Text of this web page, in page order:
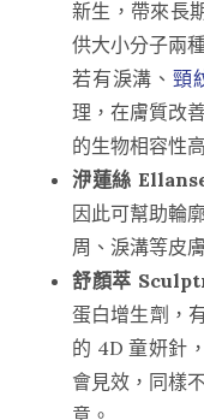
新生，帶來長
供大小分子兩
若有淚溝、 頸
理，在膚質改
的生物相容性
洢蓮絲
因此可幫助輪
周、淚溝等皮
舒顏萃
蛋白增生劑，
的 4D 童妍針
會見效，同樣
意。